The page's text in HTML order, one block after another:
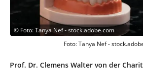
© Foto: Tanya Nef - stock.adobe.com
Foto: Tanya Nef -
Prof. Dr. Clemens Walter von der